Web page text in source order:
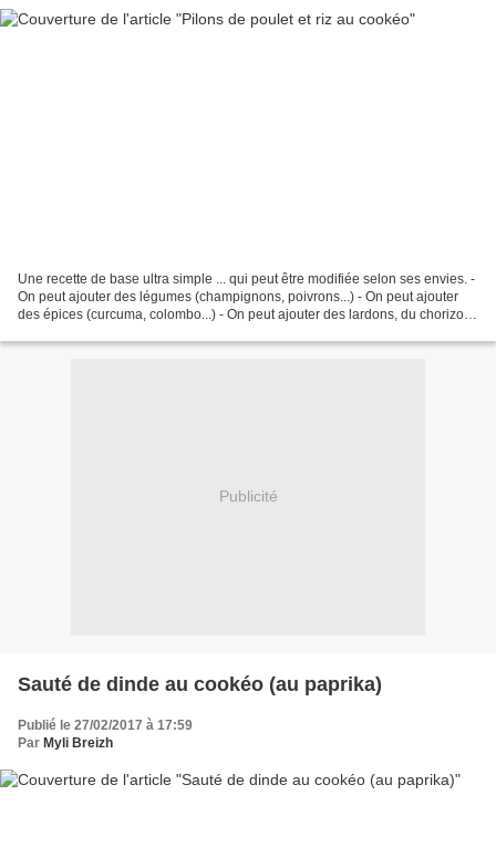
Une recette de base ultra simple ... qui peut être modifiée selon ses envies. -
On peut ajouter des légumes (champignons, poivrons...) - On peut ajouter
des épices (curcuma, colombo...) - On peut ajouter des lardons, du chorizo...
Publicité
Sauté de dinde au cookéo (au paprika)
Publié le 27/02/2017 à 17:59
Par Myli Breizh